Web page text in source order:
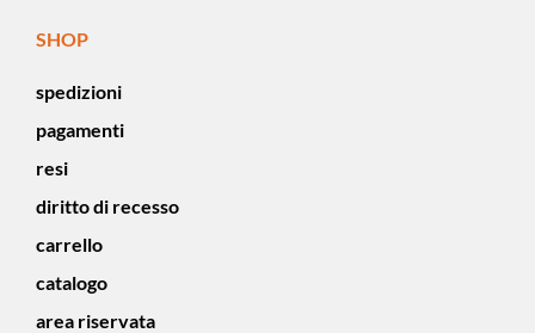
SHOP
spedizioni
pagamenti
resi
diritto di recesso
carrello
catalogo
area riservata